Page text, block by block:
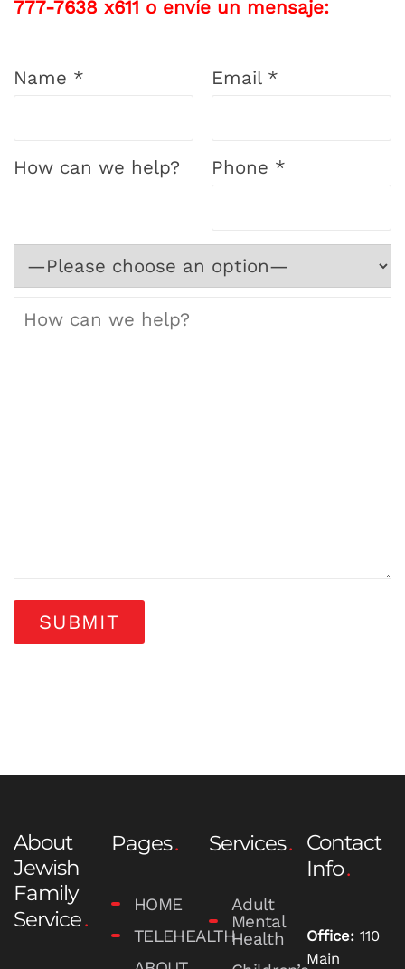
777-7638 x611 o envíe un mensaje:
Name * Email *
Phone *
How can we help?
About
Jewish
Family
Service
Pages
HOME
TELEHEALTH
Services
Adult
Mental
Health
Contact
Info
Office: 110
Main